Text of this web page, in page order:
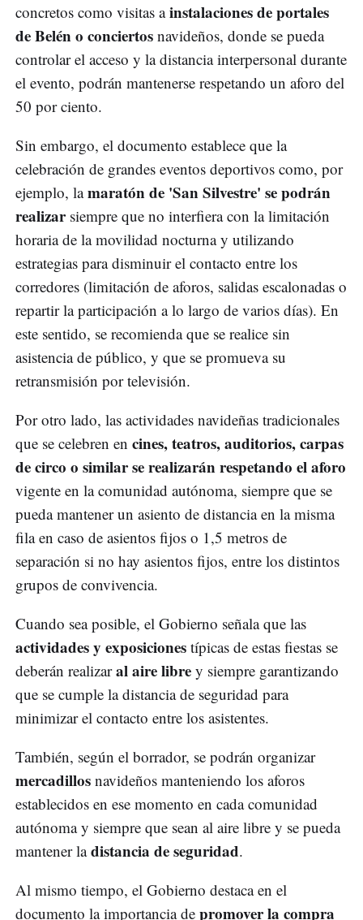
concretos como visitas ainstalaciones de portales
de Belén o conciertos navideños, donde se pueda
controlar el acceso y la distancia interpersonal durante
el evento, podrán mantenerse respetando un aforo del
50 por ciento.
Sin embargo, el documento establece que la
celebración de grandes eventos deportivos como, por
ejemplo, lamaratón de 'San Silvestre' se podrán
realizarsiempre que no interfiera con la limitación
horaria de la movilidad nocturna y utilizando
estrategias para disminuir el contacto entre los
corredores (limitación de aforos, salidas escalonadas o
repartir la participación a lo largo de varios días). En
este sentido, se recomienda que se realice sin
asistencia de público, y que se promueva su
retransmisión por televisión.
Por otro lado, las actividades navideñas tradicionales
que se celebren en cines, teatros, auditorios, carpas
de circo o similar se realizarán respetando el aforo
vigente en la comunidad autónoma, siempre que se
pueda mantener un asiento de distancia en la misma
fila en caso de asientos fijos o 1,5 metros de
separación si no hay asientos fijos, entre los distintos
grupos de convivencia.
Cuando sea posible, el Gobierno señala que las
actividades y exposiciones típicas de estas fiestas se
deberán realizaral aire libre y siempre garantizando
que se cumple la distancia de seguridad para
minimizar el contacto entre los asistentes.
También, según el borrador, se podrán organizar
mercadillos navideños manteniendo los aforos
establecidos en ese momento en cada comunidad
autónoma y siempre que sean al aire libre y se pueda
mantener ladistancia de seguridad.
Al mismo tiempo, el Gobierno destaca en el
documento la importancia de promover la compra